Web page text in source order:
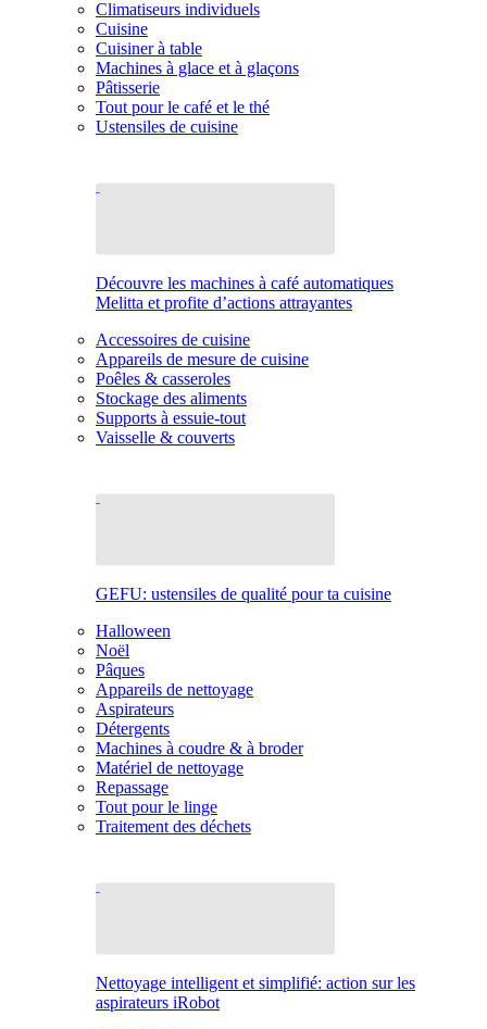
Climatiseurs individuels
Cuisine
Cuisiner à table
Machines à glace et à glaçons
Pâtisserie
Tout pour le café et le thé
Ustensiles de cuisine
Découvre les machines à café automatiques
Melitta et profite d’actions attrayantes
Accessoires de cuisine
Appareils de mesure de cuisine
Poêles & casseroles
Stockage des aliments
Supports à essuie-tout
Vaisselle & couverts
GEFU: ustensiles de qualité pour ta cuisine
Halloween
Noël
Pâques
Appareils de nettoyage
Aspirateurs
Détergents
Machines à coudre & à broder
Matériel de nettoyage
Repassage
Tout pour le linge
Traitement des déchets
Nettoyage intelligent et simplifié: action sur les
aspirateurs iRobot